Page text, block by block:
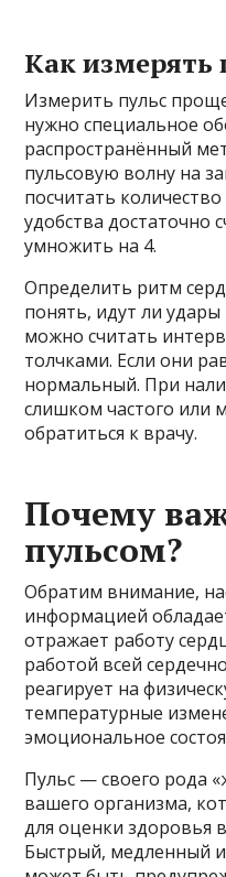
Как измерять
Измерить пульс
нужно специальное
распространённый
пульсовую волну на
посчитать
удобства достаточно
умножить на 4.
Определить ритм
понять, идут ли
можно считать
толчками. Если они
нормальный. При
слишком частого или
обратиться к врачу.
Почему
пульсом?
Обратим внимание,
информацией
отражает работу
работой всей
реагирует на
температурные
эмоциональное
Пульс — своего рода
вашего организма,
для оценки здоровья
Быстрый, медленный